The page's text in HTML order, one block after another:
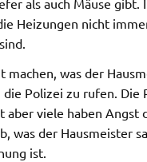
Heizungen nicht
machen, was der
Polizei zu rufen. Die
aber viele haben Angst
was der Hausmeister
ist.